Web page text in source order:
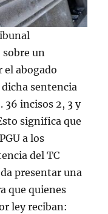
un
abogado
sentencia
incisos 2, 3 y
significa que
a los
del TC
presentar una
que quienes
ley reciban: